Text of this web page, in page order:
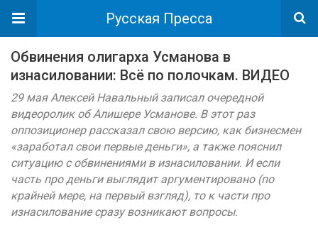
Русская Пресса
Обвинения олигарха Усманова в
изнасиловании: Всё по полочкам. ВИДЕО
29 мая Алексей Навальный записал очередной
видеоролик об Алишере Усманове. В этот раз
оппозиционер рассказал свою версию, как бизнесмен
«заработал свои первые деньги», а также пояснил
ситуацию с обвинениями в изнасиловании. И если
часть про деньги выглядит аргументировано (по
крайней мере, на первый взгляд), то к части про
изнасилование сразу возникают вопросы.